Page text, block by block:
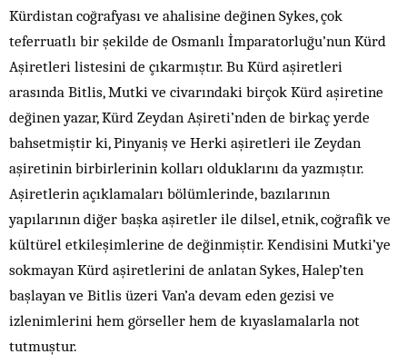
Kürdistan coğrafyası ve ahalisine değinen Sykes, çok
teferruatlı bir şekilde de Osmanlı İmparatorluğu’nun Kürd
Aşiretleri listesini de çıkarmıştır. Bu Kürd aşiretleri
arasında Bitlis, Mutki ve civarındaki birçok Kürd aşiretine
değinen yazar, Kürd Zeydan Aşireti’nden de birkaç yerde
bahsetmiştir ki, Pinyaniş ve Herki aşiretleri ile Zeydan
aşiretinin birbirlerinin kolları olduklarını da yazmıştır.
Aşiretlerin açıklamaları bölümlerinde, bazılarının
yapılarının diğer başka aşiretler ile dilsel, etnik, coğrafik ve
kültürel etkileşimlerine de değinmiştir. Kendisini Mutki’ye
sokmayan Kürd aşiretlerini de anlatan Sykes, Halep’ten
başlayan ve Bitlis üzeri Van’a devam eden gezisi ve
izlenimlerini hem görseller hem de kıyaslamalarla not
tutmuştur.